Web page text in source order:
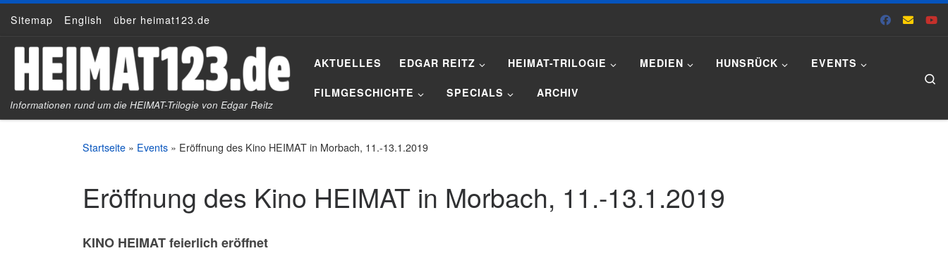
Zum Inhalt springen
Sitemap English über heimat123.de
Informationen rund um die HEIMAT-Trilogie von Edgar Reitz
AKTUELLES EDGAR REITZ HEIMAT-TRILOGIE MEDIEN HUNSRÜCK EVENTS
FILMGESCHICHTE SPECIALS ARCHIV
Startseite » Events » Eröffnung des Kino HEIMAT in Morbach, 11.-13.1.2019
Eröffnung des Kino HEIMAT in Morbach, 11.-13.1.2019
KINO HEIMAT feierlich eröffnet